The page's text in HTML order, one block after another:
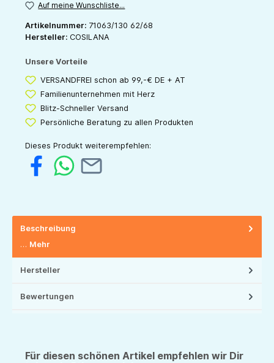
Auf meine Wunschliste...
Artikelnummer: 71063/130 62/68
Hersteller: COSILANA
Unsere Vorteile
VERSANDFREI schon ab 99,-€ DE + AT
Familienunternehmen mit Herz
Blitz-Schneller Versand
Persönliche Beratung zu allen Produkten
Dieses Produkt weiterempfehlen:
Beschreibung
… Mehr
Hersteller
Bewertungen
Für diesen schönen Artikel empfehlen wir Dir